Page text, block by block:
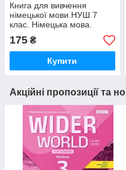
Книга для вивчення
німецької мови.НУШ 7
клас. Німецька мова.
Робочий зошит 7(3)
175 ₴
Купити
Акційні пропозиції та